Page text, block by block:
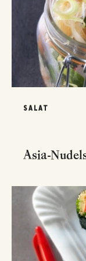
SALAT
Asia-